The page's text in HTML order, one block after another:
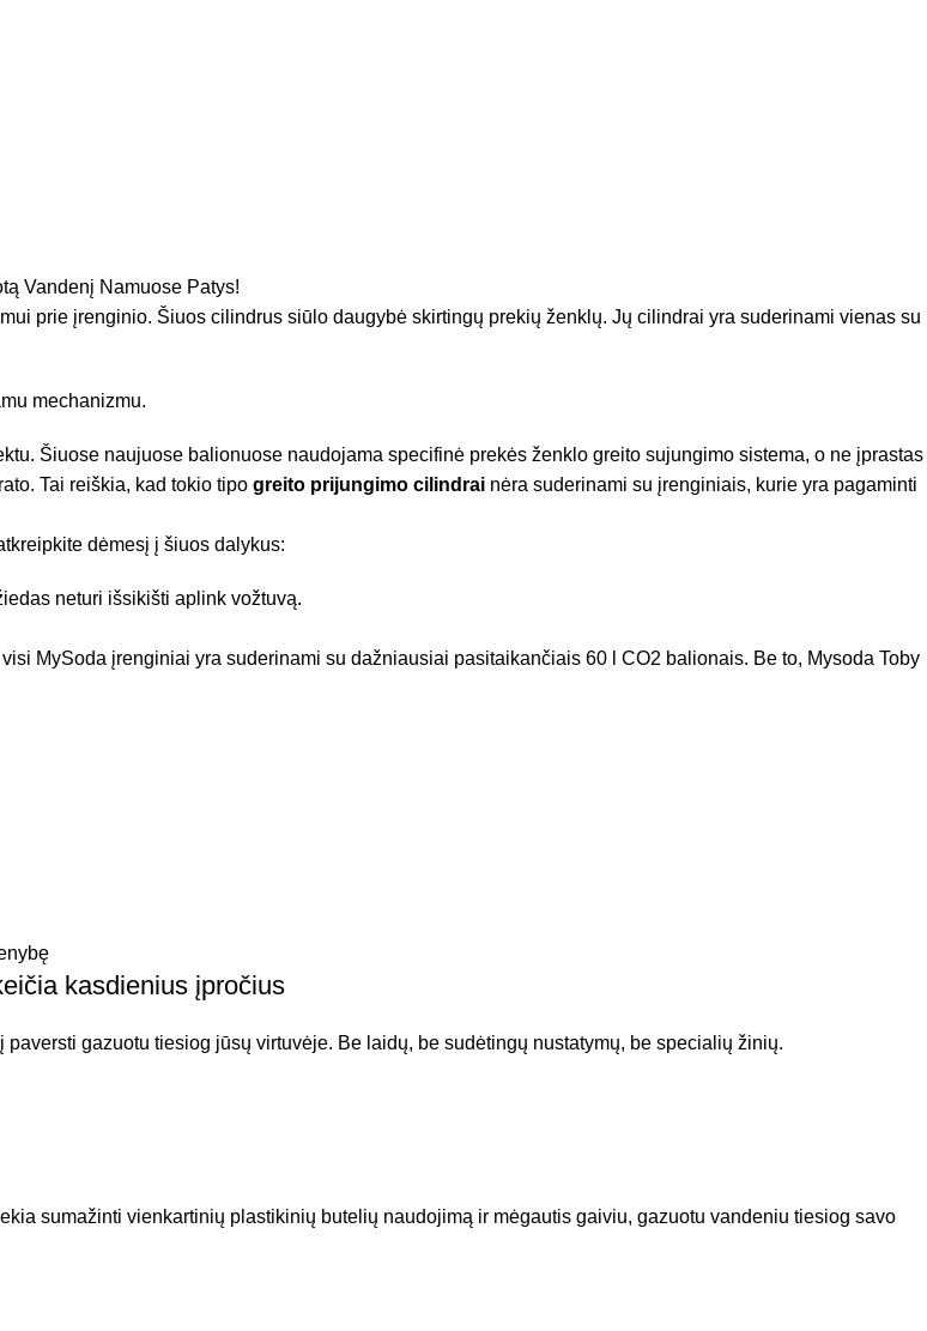
prie įrenginio. Šiuos cilindrus siūlo daugybė skirtingų prekių ženklų. Jų cilindrai yra suderinami vienas su
mechanizmu.
Šiuose naujuose balionuose naudojama specifinė prekės ženklo greito sujungimo sistema, o ne įprastas
Tai reiškia, kad tokio tipo greito prijungimo cilindrai nėra suderinami su įrenginiais, kurie yra pagaminti
dėmesį į šiuos dalykus:
neturi išsikišti aplink vožtuvą.
MySoda įrenginiai yra suderinami su dažniausiai pasitaikančiais 60 l CO2 balionais. Be to, Mysoda Toby
kasdienius įpročius
gazuotu tiesiog jūsų virtuvėje. Be laidų, be sudėtingų nustatymų, be specialių žinių.
sumažinti vienkartinių plastikinių butelių naudojimą ir mėgautis gaiviu, gazuotu vandeniu tiesiog savo